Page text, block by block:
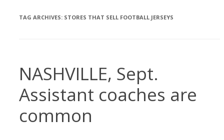
TAG ARCHIVES: STORES THAT SELL FOOTBALL JERSEYS
NASHVILLE, Sept.
Assistant coaches are
common